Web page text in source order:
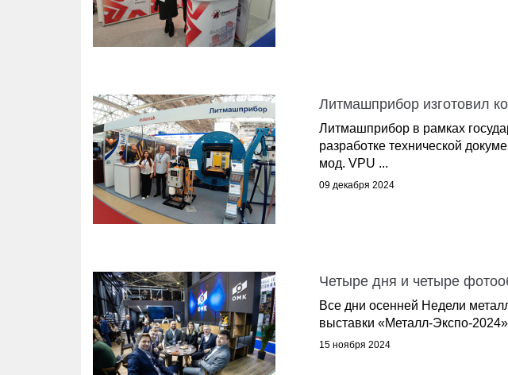
Литмашприбор изготовил
Литмашприбор в рамках
разработке технической
мод. VPU ...
09 декабря 2024
Четыре дня и четыре
Все дни осенней Недели
выставки «Металл-Экспо-
15 ноября 2024